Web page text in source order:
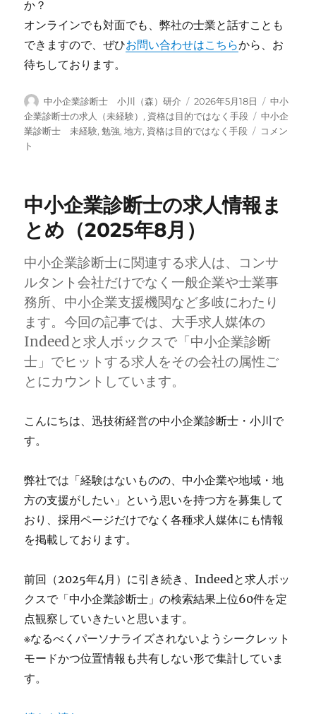
か？
オンラインでも対面でも、弊社の士業と話すことも
できますので、ぜひお問い合わせはこちらから、お
待ちしております。
投
稿
者
中小企業診断士 小川（森）研介
投
稿
日:
2026年5月18日
カ
テ
ゴ
中小
企業診断士の求人（未経験） , 資格は目的ではなく手段
タ
グ
中小企
業診断士 未経験,勉強,地方, 資格は目的ではなく手段
【YouTube
回】
し
て
人
前
に
な
る
長
セ
ス
に
コメン
ト
中小企業診断士の求人情報ま
とめ（2025年8月）
中小企業診断士に関連する求人は、コンサ
ルタント会社だけでなく一般企業や士業事
務所、中小企業支援機関など多岐にわたり
ます。今回の記事では、大手求人媒体の
Indeedと求人ボックスで「中小企業診断
士」でヒットする求人をその会社の属性ご
とにカウントしています。
こんにちは、迅技術経営の中小企業診断士・小川で
す。
弊社では「経験はないものの、中小企業や地域・地
方の支援がしたい」という思いを持つ方を募集して
おり、採用ページだけでなく各種求人媒体にも情報
を掲載しております。
前回（2025年4月）に引き続き、Indeedと求人ボッ
クスで「中小企業診断士」の検索結果上位60件を定
点観察していきたいと思います。
※なるべくパーソナライズされないようシークレット
モードかつ位置情報も共有しない形で集計していま
す。